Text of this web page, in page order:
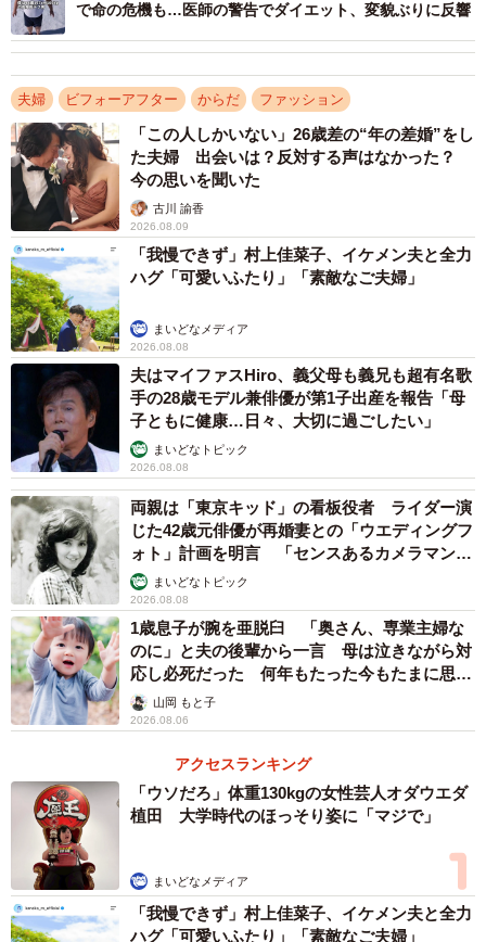
体重80kg当時の姿/吉田さん（@japan.torus）提供
限られた時間で痩せるため…
結婚式まで残り半年という限られた時間の中で痩せるため
に、吉田さんは毎日10キロのランニングという厳しいメニ
ューに取り組みました。それでも心が折れることは一度も
なかったといいます。
「結婚式までの半年間で『絶対に痩せる』と決めていたの
るコツは、痩せた後の姿を想像することですね。妻の喜ぶ
顔も想像していました」（吉田さん）
自身の運動面での努力に加え、栄養士の資格を持つ妻が食
事面でもしっかりサポート。特に印象に残っている料理に
ついて、「定番ですが味噌汁です。鰹と昆布で出汁をとっ
で命の危機も…医師の警告でダイエット、変貌ぶりに反響
夫婦 ビフォーアフター からだ ファッション
「この人しかいない」26歳差の“年の差婚”をし
た夫婦 出会いは？反対する声はなかった？
今の思いを聞いた
古川 諭香
2026.08.09
「我慢できず」村上佳菜子、イケメン夫と全力
ハグ「可愛いふたり」「素敵なご夫婦」
まいどなメディア
2026.08.08
夫はマイファスHiro、義父母も義兄も超有名歌
手の28歳モデル兼俳優が第1子出産を報告「母
子ともに健康…日々、大切に過ごしたい」
まいどなトピック
2026.08.08
両親は「東京キッド」の看板役者 ライダー演
じた42歳元俳優が再婚妻との「ウエディングフ
ォト」計画を明言 「センスあるカメラマン求
む」まいどなトピック
2026.08.08
1歳息子が腕を亜脱臼 「奥さん、専業主婦な
のに」と夫の後輩から一言 母は泣きながら対
応し必死だった 何年もたった今もたまに思い
出し…山岡 もと子
2026.08.06
アクセスランキング
「ウソだろ」体重130kgの女性芸人オダウエダ
植田 大学時代のほっそり姿に「マジで」
まいどなメディア
「我慢できず」村上佳菜子、イケメン夫と全力
ハグ「可愛いふたり」「素敵なご夫婦」